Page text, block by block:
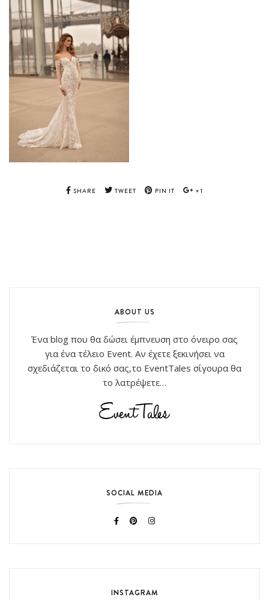
SHARE TWEET PIN IT +1
ABOUT US
Ένα blog που θα δώσει έμπνευση στο όνειρο σας
για ένα τέλειο Event. Αν έχετε ξεκινήσει να
σχεδιάζεται το δικό σας,το EventTales σίγουρα θα
το λατρέψετε…
SOCIAL MEDIA
INSTAGRAM